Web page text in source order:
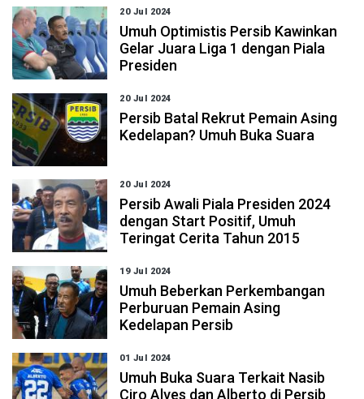
20 Jul 2024
Umuh Optimistis Persib Kawinkan
Gelar Juara Liga 1 dengan Piala
Presiden
20 Jul 2024
Persib Batal Rekrut Pemain Asing
Kedelapan? Umuh Buka Suara
20 Jul 2024
Persib Awali Piala Presiden 2024
dengan Start Positif, Umuh
Teringat Cerita Tahun 2015
19 Jul 2024
Umuh Beberkan Perkembangan
Perburuan Pemain Asing
Kedelapan Persib
01 Jul 2024
Umuh Buka Suara Terkait Nasib
Ciro Alves dan Alberto di Persib